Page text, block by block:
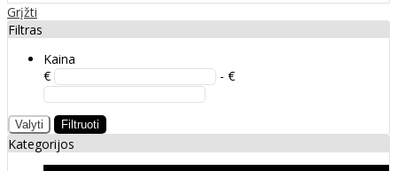
Grįžti
Filtras
Kaina
€
- €
Valyti Filtruoti
Kategorijos